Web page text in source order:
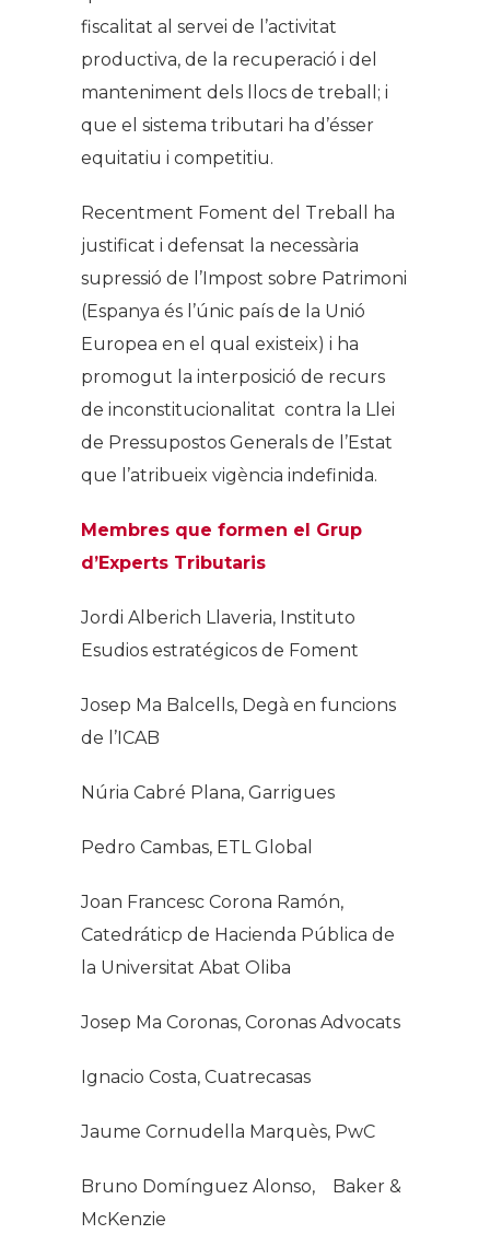
fiscalitat al servei de l’activitat
productiva, de la recuperació i del
manteniment dels llocs de treball; i
que el sistema tributari ha d’ésser
equitatiu i competitiu.
Recentment Foment del Treball ha
justificat i defensat la necessària
supressió de l’Impost sobre Patrimoni
(Espanya és l’únic país de la Unió
Europea en el qual existeix) i ha
promogut la interposició de recurs
de inconstitucionalitat contra la Llei
de Pressupostos Generals de l’Estat
que l’atribueix vigència indefinida.
Membres que formen el Grup
d’Experts Tributaris
Jordi Alberich Llaveria, Instituto
Esudios estratégicos de Foment
Josep Ma Balcells, Degà en funcions
de l’ICAB
Núria Cabré Plana, Garrigues
Pedro Cambas, ETL Global
Joan Francesc Corona Ramón,
Catedráticp de Hacienda Pública de
la Universitat Abat Oliba
Josep Ma Coronas, Coronas Advocats
Ignacio Costa, Cuatrecasas
Jaume Cornudella Marquès, PwC
Bruno Domínguez Alonso, Baker &
McKenzie